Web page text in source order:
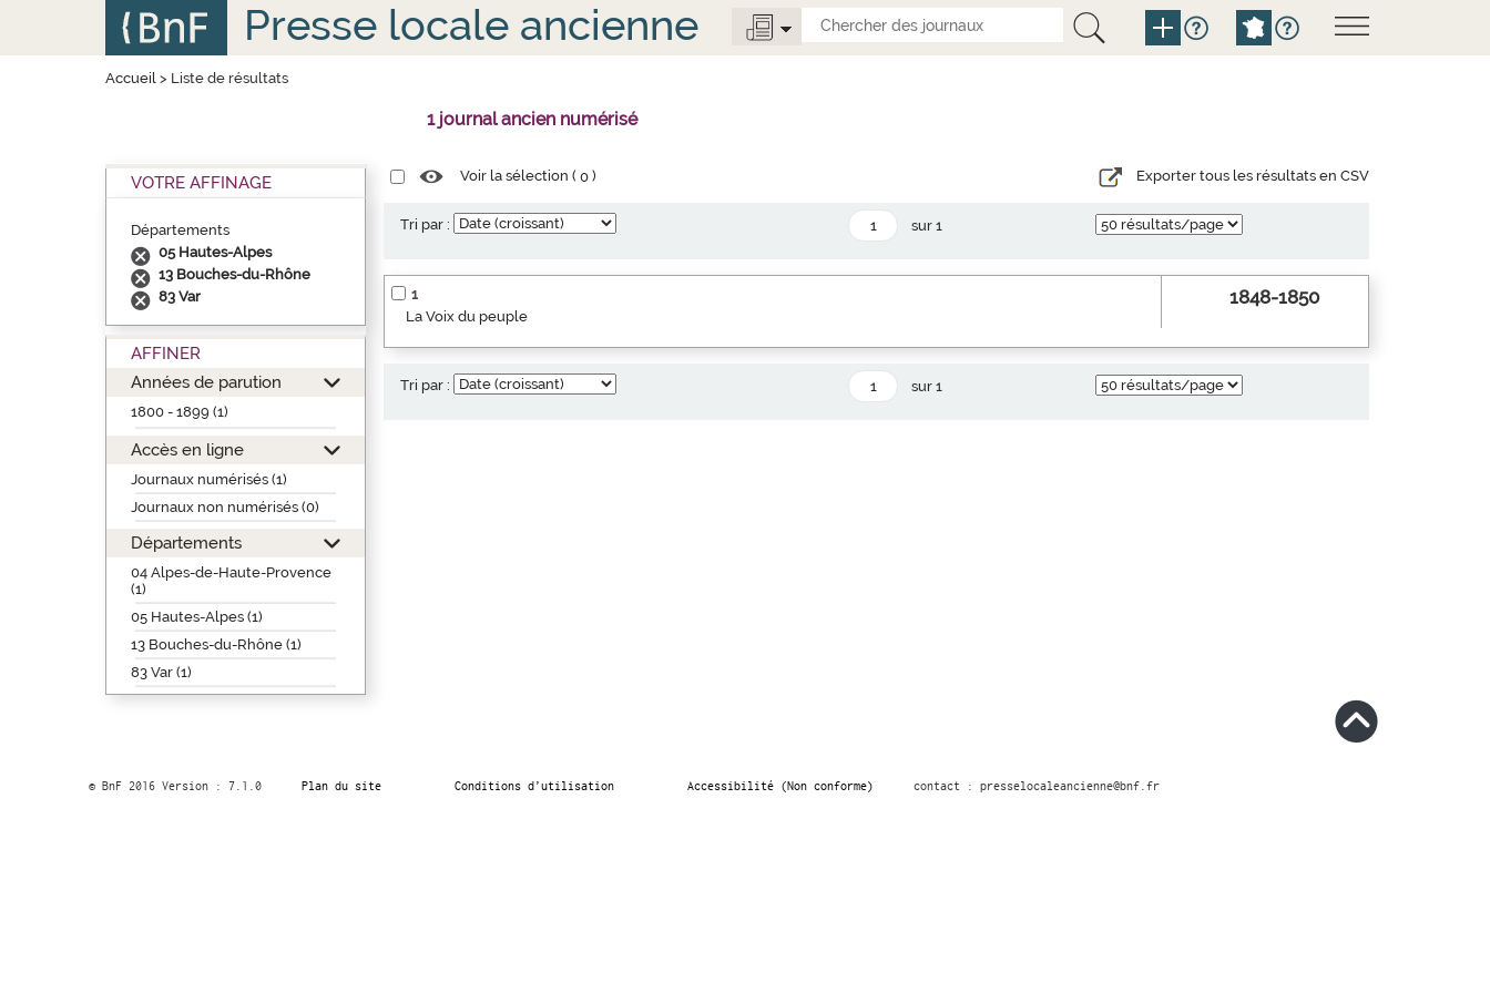
Presse locale ancienne
Accueil> Liste de résultats
1 journal ancien numérisé
VOTRE AFFINAGE
Départements
05 Hautes-Alpes
13 Bouches-du-Rhône
83 Var
AFFINER
Années de parution
1800 - 1899 (1)
Accès en ligne
Journaux numérisés (1)
Journaux non numérisés (0)
Départements
04 Alpes-de-Haute-Provence
(1)
05 Hautes-Alpes (1)
13 Bouches-du-Rhône (1)
83 Var (1)
Voir la sélection (0 ) Exporter tous les résultats en CSV
Tri par : sur 1
1
La Voix du peuple
1848-1850
Tri par : sur 1
© BnF 2016 Version : 7.1.0 Plan du site Conditions d’utilisation Accessibilité (Non conforme) contact : presselocaleancienne@bnf.fr
Panneau de gestion des cookies